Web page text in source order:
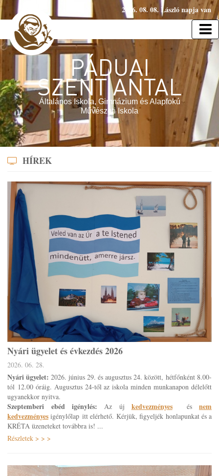
2026. 08. 08. László napja van
PÁDUAI
SZENT ANTAL
Általános Iskola, Gimnázium és Alapfokú
Művészeti Iskola
HÍREK
Nyári ügyelet és évkezdés 2026
2026. 06. 28.
Nyári ügyelet: 2026. június 29. és augusztus 24. között, hétfőnként 8.00-
tól 12.00 óráig. Augusztus 24-tőlaz iskola minden munkanapon délelőtt
ugyanekkor nyitva.
Szeptemberi ebéd igénylés:Az új kedvezményes és nem
kedvezményes igénylőlap itt elérhető. Kérjük, figyeljék honlapunkat és a
KRÉTA üzeneteket továbbra is! ...
Részletek > > >